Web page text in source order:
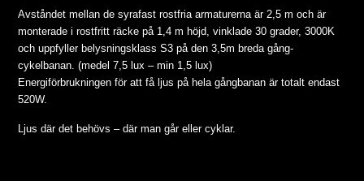
Avståndet mellan de syrafast rostfria armaturerna är 2,5 m och är
monterade i rostfritt räcke på 1,4 m höjd, vinklade 30 grader, 3000K
och uppfyller belysningsklass S3 på den 3,5m breda gång-
cykelbanan. (medel 7,5 lux – min 1,5 lux)
Energiförbrukningen för att få ljus på hela gångbanan är totalt endast
520W.
Ljus där det behövs – där man går eller cyklar.